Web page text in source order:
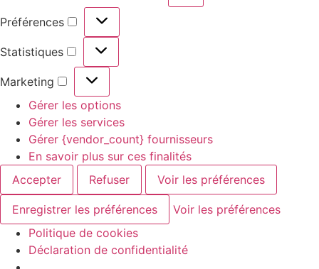
Préférences
Statistiques
Marketing
Gérer les options
Gérer les services
Gérer {vendor_count} fournisseurs
En savoir plus sur ces finalités
Accepter
Refuser Voir les préférences
Enregistrer les préférences
Voir les préférences
Politique de cookies
Déclaration de confidentialité